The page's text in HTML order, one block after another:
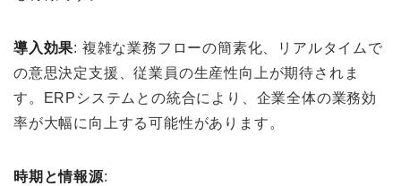
導入効果: 複雑な業務フローの簡素化、リアルタイムで
の意思決定支援、従業員の生産性向上が期待されま
す。ERPシステムとの統合により、企業全体の業務効
率が大幅に向上する可能性があります。
時期と情報源: